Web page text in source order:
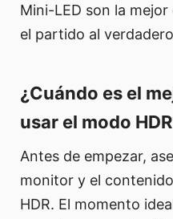
Mini-LED son la
el partido al
¿Cuándo es el
usar el modo
Antes de empezar,
monitor y el
HDR. El momento